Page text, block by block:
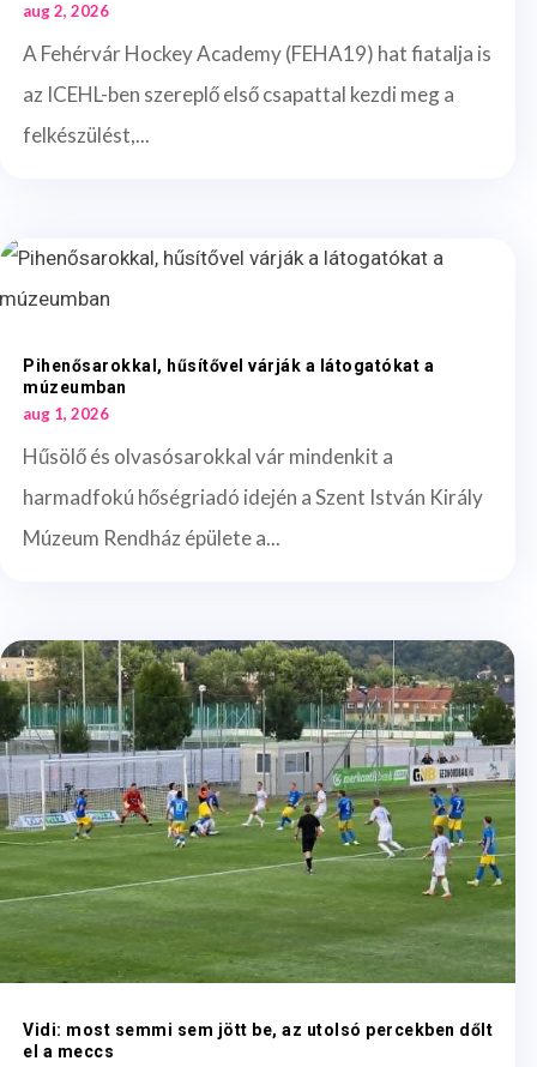
aug 2, 2026
A Fehérvár Hockey Academy (FEHA19) hat fiatalja is
az ICEHL-ben szereplő első csapattal kezdi meg a
felkészülést,...
Pihenősarokkal, hűsítővel várják a látogatókat a
múzeumban
aug 1, 2026
Hűsölő és olvasósarokkal vár mindenkit a
harmadfokú hőségriadó idején a Szent István Király
Múzeum Rendház épülete a...
Vidi: most semmi sem jött be, az utolsó percekben dőlt
el a meccs